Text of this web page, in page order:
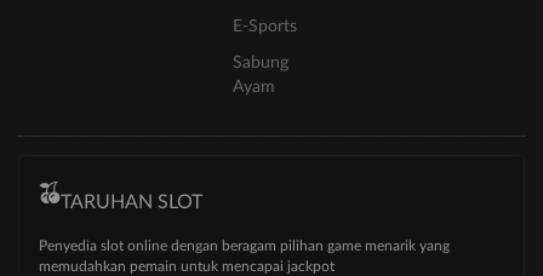
E-Sports
Sabung
Ayam
TARUHAN SLOT
Penyedia slot online dengan beragam pilihan game menarik yang
memudahkan pemain untuk mencapai jackpot